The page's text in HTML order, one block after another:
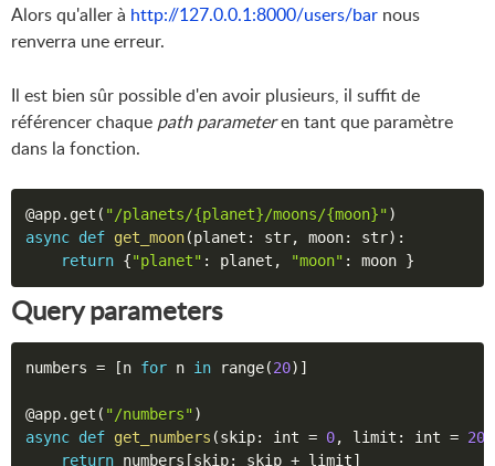
Alors qu'aller à http://127.0.0.1:8000/users/bar nous
renverra une erreur.
Il est bien sûr possible d'en avoir plusieurs, il suffit de
référencer chaque path parameteren tant que paramètre
dans la fonction.
@app. get ( "/planets/{planet}/moons/{moon}")
async def get_moon(planet : str, moon: str) :
return {"planet" : planet , "moon" : moon }
Query parameters
numbers = [n for n in range(20) ]
@app. get ( "/numbers")
async def get_numbers (skip: int = 0, limit : int = 20
return numbers [skip: skip + limit]